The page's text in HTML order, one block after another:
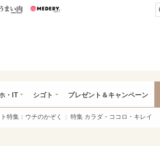
いパン うまい肉
・IT シゴト プレゼント＆キャンペーン
特集：ウチのかぞく 特集 カラダ・ココロ・キレイ